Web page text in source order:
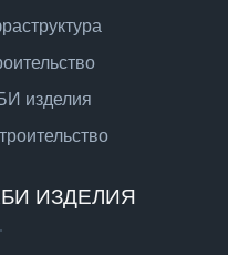
изделия
ИЗДЕЛИЯ